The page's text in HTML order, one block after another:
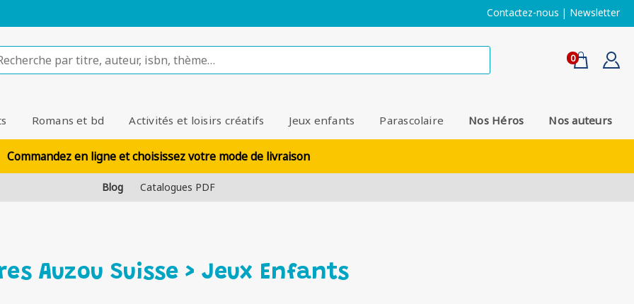
Contactez-nous | Newsletter
0
Romans et bd Activités et loisirs créatifs Jeux enfants Parascolaire Nos Héros Nos auteurs
Commandez en ligne et choisissez votre mode de livraison
Blog Catalogues PDF
Auzou Suisse > Jeux Enfants